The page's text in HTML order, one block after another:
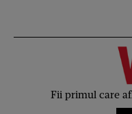
Fii primul care